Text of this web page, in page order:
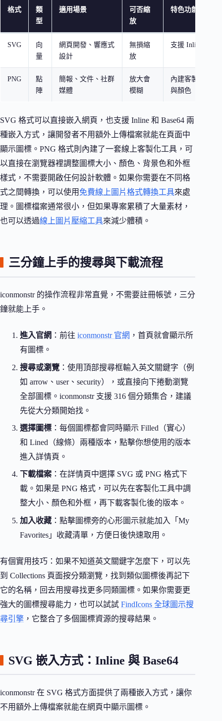
格式
類
型
適用場景
可否縮
放
特色功能
SVG
向
量
網頁開發、響應式
設計
無損縮
放
支援 Inline 與
PNG
點
陣
簡報、文件、社群
媒體
放大會
模糊
內建客製化工具
與顏色
SVG 格式可以直接嵌入網頁，也支援 Inline 和 Base64 兩
種嵌入方式，讓開發者不用額外上傳檔案就能在頁面中
顯示圖標。PNG 格式則內建了一套線上客製化工具，可
以直接在瀏覽器裡調整圖標大小、顏色、背景色和外框
樣式，不需要開啟任何設計軟體。如果你需要在不同格
式之間轉換，可以使用 免費線上圖片格式轉換工具來處
理。圖標檔案通常很小，但如果專案累積了大量素材，
也可以透過線上圖片壓縮工具來減少體積。
三分鐘上手的搜尋與下載流程
iconmonstr 的操作流程非常直覺，不需要註冊帳號，三分
鐘就能上手。
進入官網 ：前往 iconmonstr 官網 ，首頁就會顯示所
有圖標。
搜尋或瀏覽 ：使用頂部搜尋框輸入英文關鍵字（例
如 arrow、user、security），或直接向下捲動瀏覽
全部圖標。iconmonstr 支援 316 個分類集合，建議
先從大分類開始找。
選擇圖標 ：每個圖標都會同時顯示 Filled（實心）
和 Lined（線條）兩種版本，點擊你想使用的版本
進入詳情頁。
下載檔案 ：在詳情頁中選擇 SVG 或 PNG 格式下
載。如果是 PNG 格式，可以先在客製化工具中調
整大小、顏色和外框，再下載客製化後的版本。
加入收藏 ：點擊圖標旁的心形圖示就能加入「My
Favorites」收藏清單，方便日後快速取用。
有個實用技巧：如果不知道英文關鍵字怎麼下，可以先
到 Collections 頁面按分類瀏覽，找到類似圖標後再記下
它的名稱，回去用搜尋找更多同類圖標。如果你需要更
強大的圖標搜尋能力，也可以試試 FindIcons 全球圖示搜
尋引擎 ，它整合了多個圖標資源的搜尋結果。
SVG 嵌入方式：Inline 與 Base64
iconmonstr 在 SVG 格式方面提供了兩種嵌入方式，讓你
不用額外上傳檔案就能在網頁中顯示圖標。